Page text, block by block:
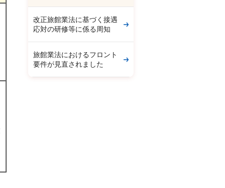
改正旅館業法に基づく接遇
応対の研修等に係る周知
旅館業法におけるフロント
要件が見直されました